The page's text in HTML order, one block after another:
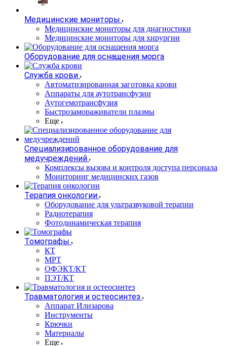
Медицинские мониторы
Медицинские мониторы для диагностики
Медицинские мониторы для хирургии
Оборудование для оснащения морга
Служба крови
Автоматизированная заготовка крови
Аппараты для аутотрансфузии
Аутогемотрансфузия
Быстрозамораживатели плазмы
Еще
Специализированное оборудование для
медучреждений
Комплексы вызова и контроля доступа персонала
Мониторинг медицинских газов
Терапия онкологии
Оборудование для ультразвуковой терапии
Радиотерапия
Фотодинамическая терапия
Томографы
КТ
МРТ
ОФЭКТ/КТ
ПЭТ/КТ
Травматология и остеосинтез
Аппарат Илизарова
Инструменты
Крючки
Материалы
Еще